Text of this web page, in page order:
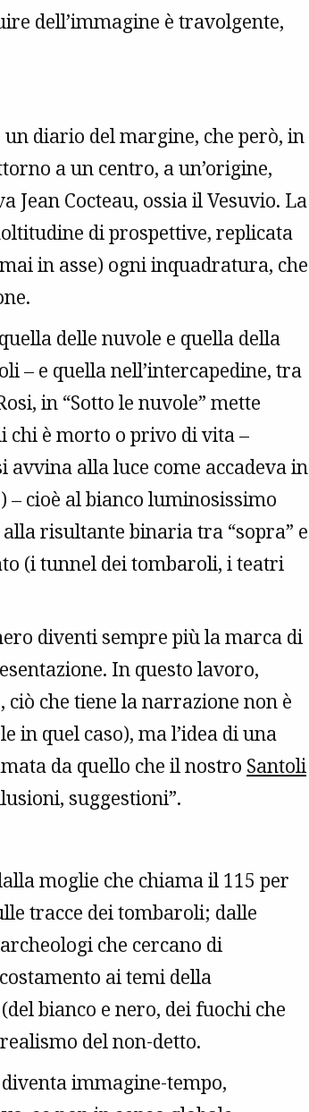
dell’immagine è travolgente,
un diario del margine, che però, in
a un centro, a un’origine,
Jean Cocteau, ossia il Vesuvio. La
di prospettive, replicata
in asse) ogni inquadratura, che
delle nuvole e quella della
– e quella nell’intercapedine, tra
in “Sotto le nuvole” mette
chi è morto o privo di vita –
avvina alla luce come accadeva in
cioè al bianco luminosissimo
risultante binaria tra “sopra” e
(i tunnel dei tombaroli, i teatri
diventi sempre più la marca di
In questo lavoro,
ciò che tiene la narrazione non è
in quel caso), ma l’idea di una
da quello che il nostro Santoli
suggestioni”.
moglie che chiama il 115 per
tracce dei tombaroli; dalle
che cercano di
ai temi della
bianco e nero, dei fuochi che
del non-detto.
immagine-tempo,